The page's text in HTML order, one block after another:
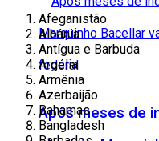
Após meses de
Afeganistão
Albânia
Antígua e Barbuda
Argélia
Armênia
Azerbaijão
Bahamas
Bangladesh